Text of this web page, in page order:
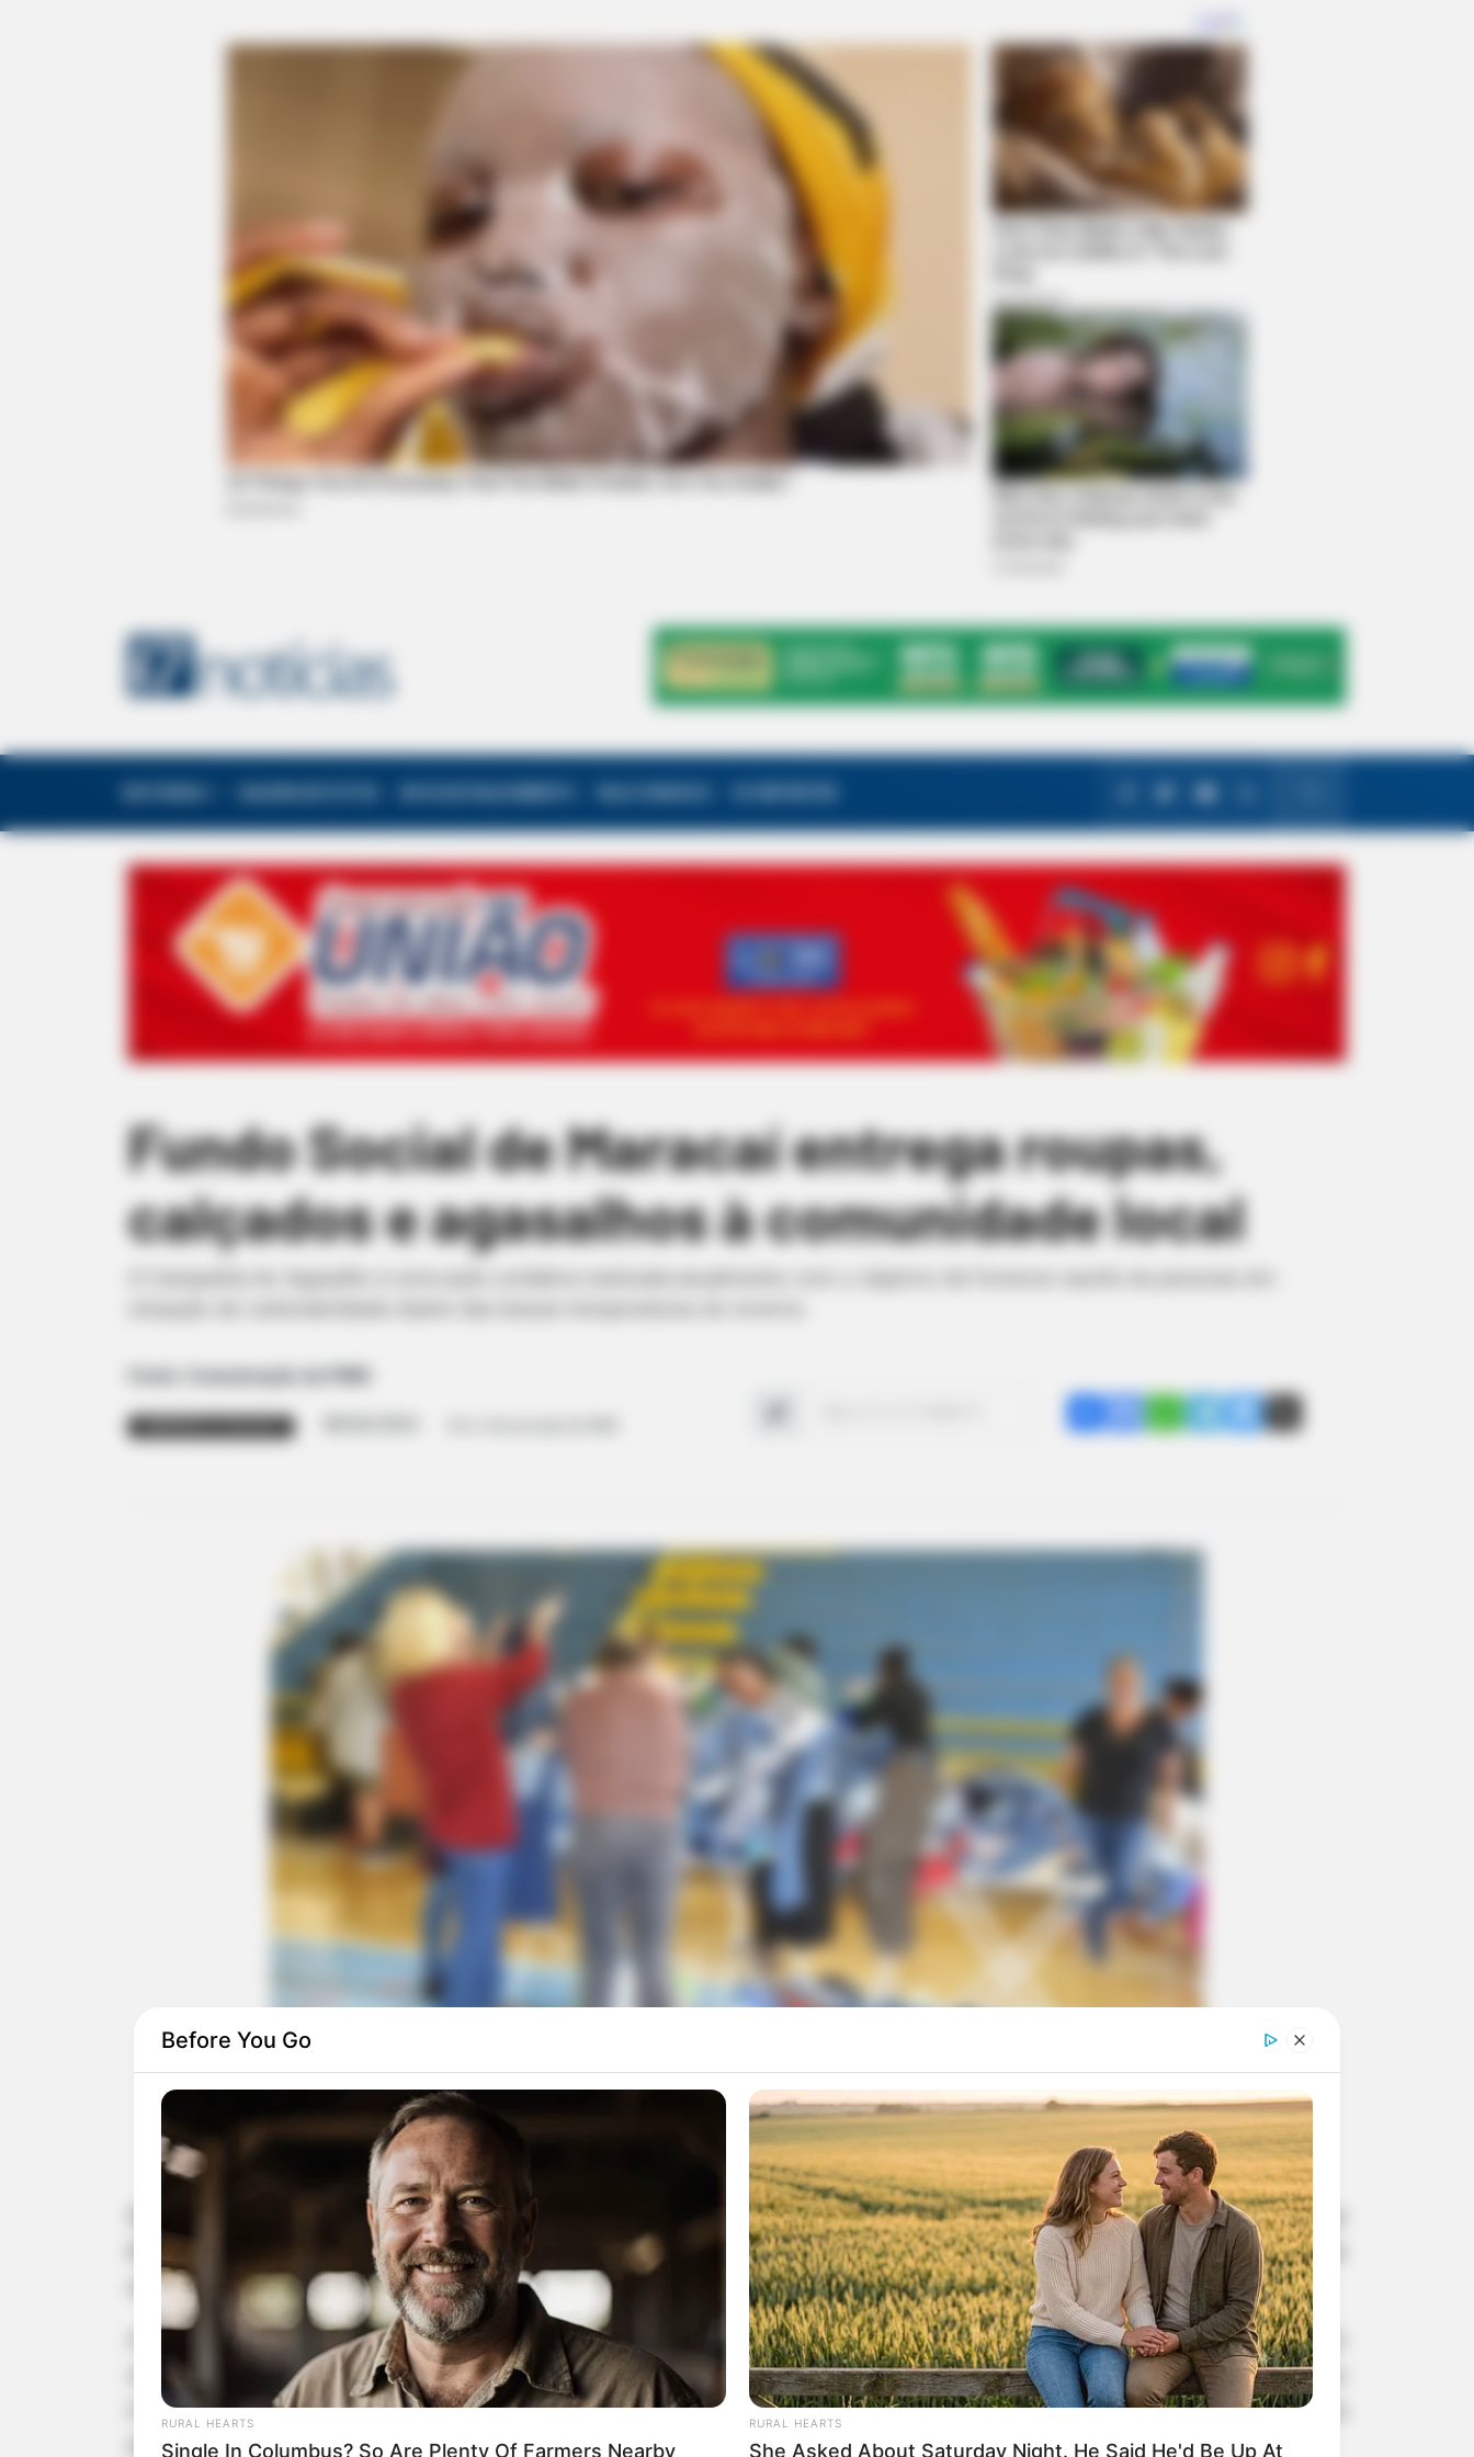
Fundo Social de Maracaí entrega roupas,
calçados e agasalhos à comunidade local
ShareFacebookWhatsAppTelegramMessenger
X
O Fundo Social contou conta com o apoio de pessoas e empresas doadoras de roupas e agasalhos
Nesta sexta-feira (07/06), com o apoio da Secretaria de Promoção e Assistência Social, o Fundo Social de Solidariedade de
Maracaí realizou a doação de roupas, agasalhos e calçados à comunidade local. As doações ocorreram no ginásio central de
esportes e contaram com a participação de várias famílias.
A Campanha do Agasalho é uma ação solidária realizada anualmente com o objetivo de fornecer auxílio às pessoas em
situação de vulnerabilidade diante das baixas temperaturas do inverno. A iniciativa busca promover a solidariedade e o apoio
mútuo entre os moradores da cidade, incentivando a doação de peças de roupa, agasalhos e calçados em bom estado para
aqueles que mais necessitam.
Before You Go
RURAL HEARTS
Single In Columbus? So Are Plenty Of Farmers Nearby
RURAL HEARTS
She Asked About Saturday Night. He Said He'd Be Up At